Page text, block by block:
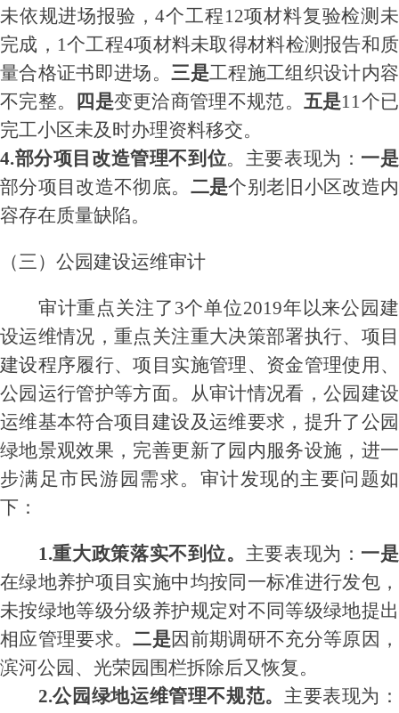
未依规进场报验，4个工程12项材料复验检测未
完成， 1个工程4项材料未取得材料检测报告和质
量合格证书即进场。三是工程施工组织设计内容
不完整。
四是变更洽商管理不规范。 五是11个已
完工小区未及时办理资料移交。
4.部分项目改造管理不到位。 主要表现为： 一是
部分项目改造不彻底。 二是个别老旧小区改造内
容存在质量缺陷。
（三） 公园建设运维审计
审计重点关注了 3个单位2019年 以来公园建
设运维情况，重点关注重大决策部署执行、项目
建设程序履行、项目实施管理、资金管理使用、
公园运行管护等方面。 从审计情况看， 公园建设
运维基本符合项目建设及运维要求，提升了公园
绿地景观效果，完善更新了园内服务设施，进一
步满足市民游园需求。 审计发现的主要问题如
下：
1.重大政策落实不到位。 主要表现为： 一是
在绿地养护项目实施中均按同一标准进行发包，
未按绿地等级分级养护规定对不同等级绿地提出
相应管理要求。二是因前期调研不充分等原因，
滨河公园 、 光荣园 围栏拆除后又恢复。
2.公园绿地运维管理不规范。 主要表现为：